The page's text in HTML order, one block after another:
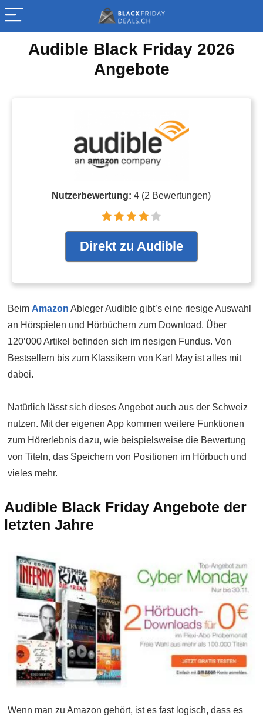
Audible Black Friday 2026
Angebote
Nutzerbewertung:4 (2 Bewertungen)
Direkt zu Audible
Beim Amazon Ableger Audible gibt’s eine riesige Auswahl
an Hörspielen und Hörbüchern zum Download. Über
120’000 Artikel befinden sich im riesigen Fundus. Von
Bestsellern bis zum Klassikern von Karl May ist alles mit
dabei.
Natürlich lässt sich dieses Angebot auch aus der Schweiz
nutzen. Mit der eigenen App kommen weitere Funktionen
zum Hörerlebnis dazu, wie beispielsweise die Bewertung
von Titeln, das Speichern von Positionen im Hörbuch und
vieles mehr.
Audible Black Friday Angebote der
letzten Jahre
Wenn man zu Amazon gehört, ist es fast logisch, dass es